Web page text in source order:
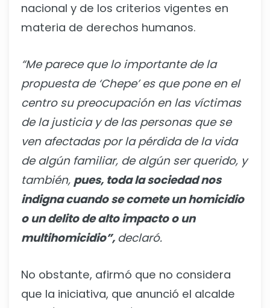
nacional y de los criterios vigentes en
materia de derechos humanos.
“Me parece que lo importante de la
propuesta de ‘Chepe’ es que pone en el
centro su preocupación en las víctimas
de la justicia y de las personas que se
ven afectadas por la pérdida de la vida
de algún familiar, de algún ser querido, y
también, pues, toda la sociedad nos
indigna cuando se comete un homicidio
o un delito de alto impacto o un
multihomicidio”, declaró.
No obstante, afirmó que no considera
que la iniciativa, que anunció el alcalde